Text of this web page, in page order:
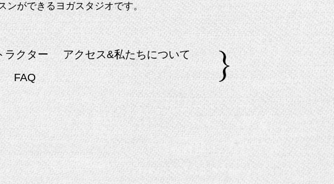
ができるヨガスタジオです。
ラクター
アクセス&私たちについて
FAQ